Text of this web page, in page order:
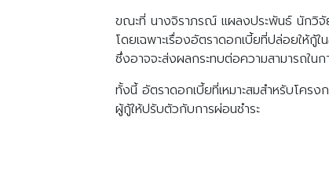
ขณะที่ นางจิราภรณ์ แผลงประพันธ์ นักวิจั
โดยเฉพาะเรื่องอัตราดอกเบี้ยที่ปล่อยให้กู้
ซึ่งอาจจะส่งผลกระทบต่อความสามารถใน
ทั้งนี้ อัตราดอกเบี้ยที่เหมาะสมสำหรับโค
ผู้กู้ให้ปรับตัวกับการผ่อนชำระ